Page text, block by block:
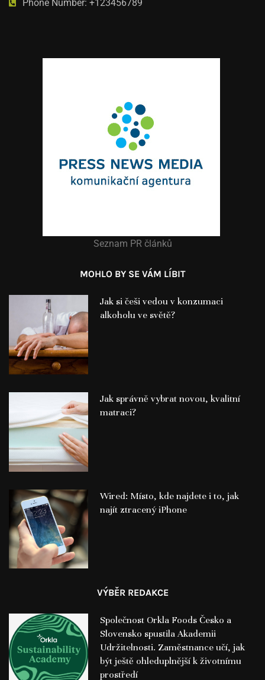
Phone Number: +123456789
Seznam PR článků
MOHLO BY SE VÁM LÍBIT
Jak si češi vedou v konzumaci
alkoholu ve světě?
Jak správně vybrat novou, kvalitní
matraci?
Wired: Místo, kde najdete i to, jak
najít ztracený iPhone
VÝBĚR REDAKCE
Společnost Orkla Foods Česko a
Slovensko spustila Akademii
Udržitelnosti. Zaměstnance učí, jak
být ještě ohleduplnější k životnímu
prostředí